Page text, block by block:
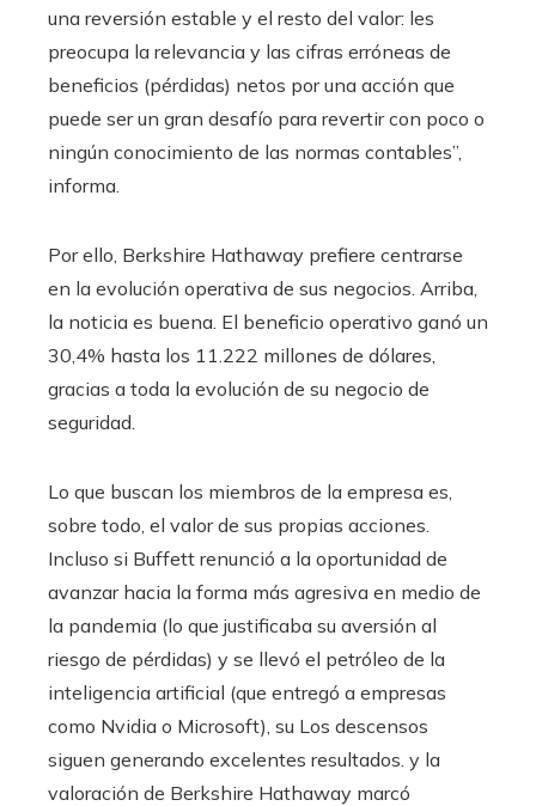
una reversión estable y el resto del valor: les
preocupa la relevancia y las cifras erróneas de
beneficios (pérdidas) netos por una acción que
puede ser un gran desafío para revertir con poco o
ningún conocimiento de las normas contables”,
informa.
Por ello, Berkshire Hathaway prefiere centrarse
en la evolución operativa de sus negocios. Arriba,
la noticia es buena. El beneficio operativo ganó un
30,4% hasta los 11.222 millones de dólares,
gracias a toda la evolución de su negocio de
seguridad.
Lo que buscan los miembros de la empresa es,
sobre todo, el valor de sus propias acciones.
Incluso si Buffett renunció a la oportunidad de
avanzar hacia la forma más agresiva en medio de
la pandemia (lo que justificaba su aversión al
riesgo de pérdidas) y se llevó el petróleo de la
inteligencia artificial (que entregó a empresas
como Nvidia o Microsoft), su Los descensos
siguen generando excelentes resultados. y la
valoración de Berkshire Hathaway marcó